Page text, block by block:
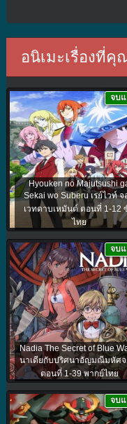
อนิเมะเรื่องที่คุ
Hyouken no Majutsushi
Sekai wo Suberu เรย์ไวท์ จ
เวทดาบเหมันต์ ตอนที่ 1-12
ไทย
จบ
Nadia The Secret of Blue
นาเดียกับปริศนาอัญมณีมหัศจ
ตอนที่ 1-39 พากย์ไทย
จบ
จบ